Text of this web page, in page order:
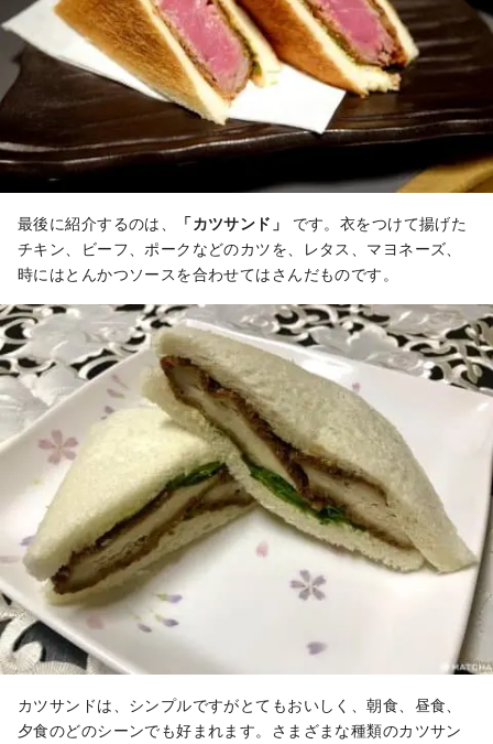
最後に紹介するのは、 「カツサンド」
です。衣をつけて揚げた
チキン、ビーフ、ポークなどのカツを、レタス、マヨネーズ、
時にはとんかつソースを合わせてはさんだものです。
カツサンドは、シンプルですがとてもおいしく、朝食、昼食、
夕食のどのシーンでも好まれます。さまざまな種類のカツサン